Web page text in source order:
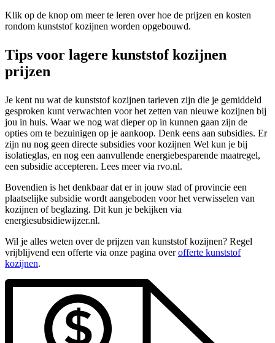
Klik op de knop om meer te leren over hoe de prijzen en kosten
rondom kunststof kozijnen worden opgebouwd.
Tips voor lagere kunststof kozijnen
prijzen
Je kent nu wat de kunststof kozijnen tarieven zijn die je gemiddeld
gesproken kunt verwachten voor het zetten van nieuwe kozijnen bij
jou in huis. Waar we nog wat dieper op in kunnen gaan zijn de
opties om te bezuinigen op je aankoop. Denk eens aan subsidies. Er
zijn nu nog geen directe subsidies voor kozijnen Wel kun je bij
isolatieglas, en nog een aanvullende energiebesparende maatregel,
een subsidie accepteren. Lees meer via rvo.nl.
Bovendien is het denkbaar dat er in jouw stad of provincie een
plaatselijke subsidie wordt aangeboden voor het verwisselen van
kozijnen of beglazing. Dit kun je bekijken via
energiesubsidiewijzer.nl.
Wil je alles weten over de prijzen van kunststof kozijnen? Regel
vrijblijvend een offerte via onze pagina overofferte kunststof
kozijnen.